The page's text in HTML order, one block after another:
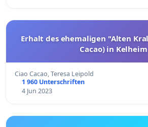
Erhalt des ehemaligen "Alten
Cacao) in Kelheim
Ciao Cacao, Teresa Leipold
1 960 Unterschriften
4 Jun 2023